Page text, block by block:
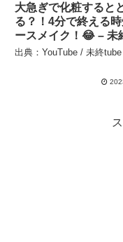
大急ぎで化粧すると
る？！4分で終える
ースメイク！😂 – 未
tube
出典：YouTube / 未終tube